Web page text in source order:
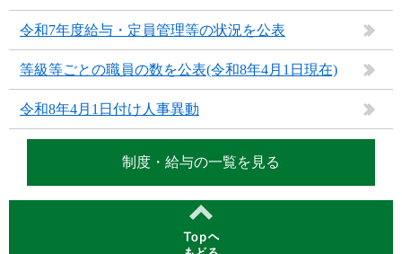
令和7年度給与・定員管理等の状況を公表
等級等ごとの職員の数を公表(令和8年4月1日現在)
令和8年4月1日付け人事異動
制度・給与の一覧を見る